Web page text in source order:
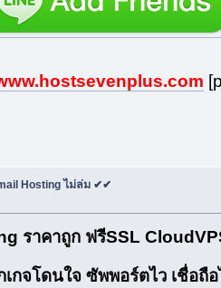
Hosting ไม่ล่ม ✔✔
ราคาถูก ฟรีSSL
เกจโดนใจ ซัพพอร์ตไว เชื่อถื